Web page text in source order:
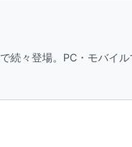
々登場。PC・モバイ